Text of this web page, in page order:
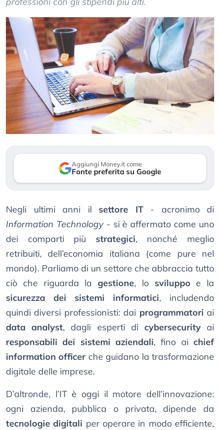
Aggiungi Money.it come
Fonte preferita su Google
Negli ultimi anni il settore IT- acronimo di
Information Technology- si è affermato come uno
dei comparti più strategici, nonché meglio
retribuiti, dell’economia italiana (come pure nel
mondo). Parliamo di un settore che abbraccia tutto
ciò che riguarda la gestione, lo sviluppo e la
sicurezza dei sistemi informatici, includendo
quindi diversi professionisti: dai programmatori ai
data analyst, dagli esperti di cybersecurityai
responsabili dei sistemi aziendali, fino ai chief
information officer che guidano la trasformazione
digitale delle imprese.
D’altronde, l’IT è oggi il motore dell’innovazione:
ogni azienda, pubblica o privata, dipende da
tecnologie digitali per operare in modo efficiente,